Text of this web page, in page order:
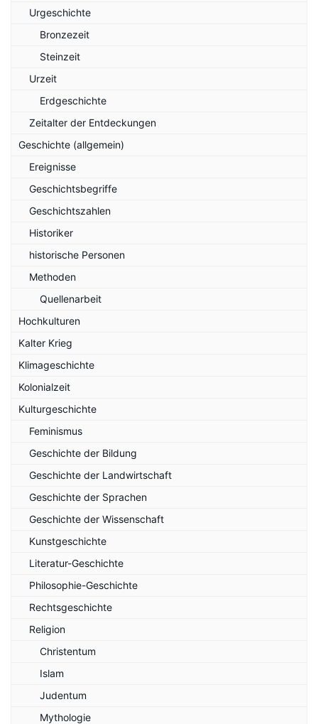
Urgeschichte
Bronzezeit
Steinzeit
Urzeit
Erdgeschichte
Zeitalter der Entdeckungen
Geschichte (allgemein)
Ereignisse
Geschichtsbegriffe
Geschichtszahlen
Historiker
historische Personen
Methoden
Quellenarbeit
Hochkulturen
Kalter Krieg
Klimageschichte
Kolonialzeit
Kulturgeschichte
Feminismus
Geschichte der Bildung
Geschichte der Landwirtschaft
Geschichte der Sprachen
Geschichte der Wissenschaft
Kunstgeschichte
Literatur-Geschichte
Philosophie-Geschichte
Rechtsgeschichte
Religion
Christentum
Islam
Judentum
Mythologie